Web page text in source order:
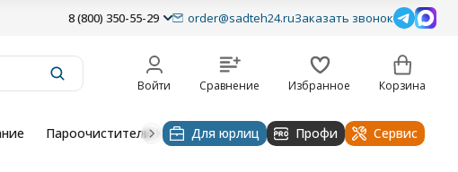
8 (800) 350-55-29 order@sadteh24.ruЗаказать звонок
Войти Сравнение Избранное Корзина
Пароочистители Karcher Насосы и оборудование для полива
Для юрлиц Профи Сервис